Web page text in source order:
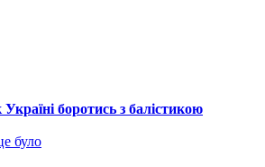
боротись з балістикою
було